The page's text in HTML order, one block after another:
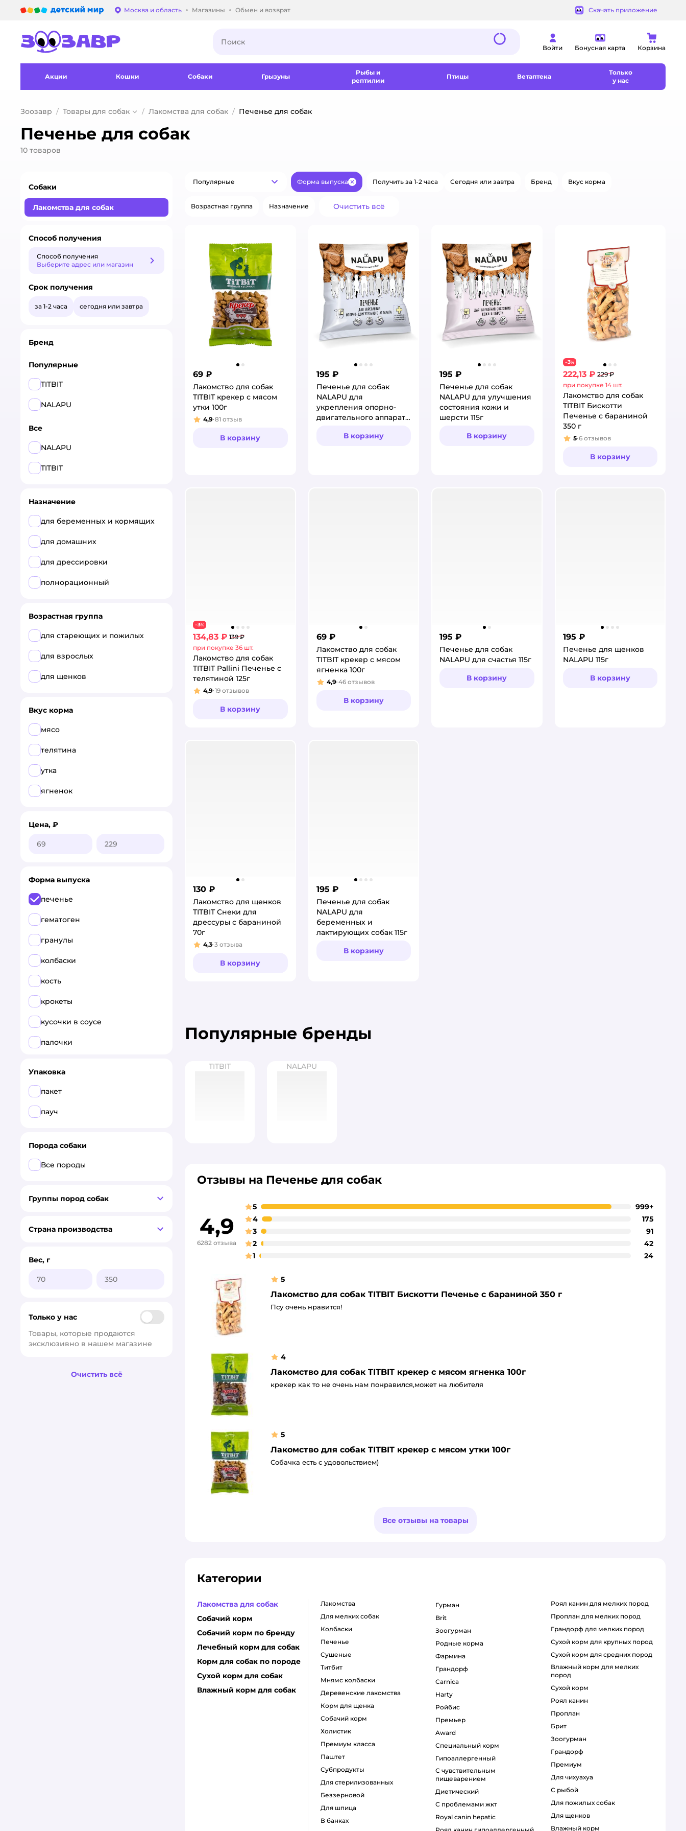
Выбор адреса доставки.
Москва и область Магазины Обмен и возврат Скачать приложение
Войти Бонусная карта Корзина
Акции Кошки Собаки Грызуны
Рыбы и
рептилии
Птицы Ветаптека
Только
у нас
Зоозавр Товары для собак Лакомства для собак Печенье для собак
Печенье для собак
10 товаров
Популярные
Популярные Форма выпуска ЗакрытьПолучить за 1-2 часа Сегодня или завтра Бренд Вкус корма
Возрастная группа Назначение Очистить всё
69 ₽
Лакомство для собак
TITBIT крекер с мясом
утки 100г
Рейтинг:
4,9 81 отзыв
В корзину
195 ₽
Печенье для собак
NALAPU для
укрепления опорно-
двигательного аппарата
В корзину
195 ₽
Печенье для собак
NALAPU для улучшения
состояния кожи и
шерсти 115г
В корзину
−3%
222,13 ₽ 229 ₽
при покупке 14 шт.
Лакомство для собак
TITBIT Бискотти
Печенье с бараниной
350 г
Рейтинг:
5 6 отзывов
В корзину
−3%
134,83 ₽ 139 ₽
при покупке 36 шт.
Лакомство для собак
TITBIT Pallini Печенье с
телятиной 125г
Рейтинг:
4,9 19 отзывов
В корзину
69 ₽
Лакомство для собак
TITBIT крекер с мясом
ягненка 100г
Рейтинг:
4,9 46 отзывов
В корзину
195 ₽
Печенье для собак
NALAPU для счастья 115г
В корзину
195 ₽
Печенье для щенков
NALAPU 115г
В корзину
130 ₽
Лакомство для щенков
TITBIT Снеки для
дрессуры с бараниной
70г
Рейтинг:
4,3 3 отзыва
В корзину
195 ₽
Печенье для собак
NALAPU для
беременных и
лактирующих собак 115г
В корзину
Популярные бренды
TITBIT NALAPU
Отзывы на Печенье для собак
4,9
6282 отзыва
5
999+
4
175
3
91
2
42
1
24
5
Лакомство для собак TITBIT Бискотти Печенье с бараниной 350 г
Псу очень нравится!
4
Лакомство для собак TITBIT крекер с мясом ягненка 100г
крекер как то не очень нам понравился,может на любителя
5
Лакомство для собак TITBIT крекер с мясом утки 100г
Собачка есть с удовольствием)
Все отзывы на товары
Категории
Лакомства для собак
Собачий корм
Собачий корм по бренду
Лечебный корм для собак
Корм для собак по породе
Сухой корм для собак
Влажный корм для собак
лакомства
для мелких собак
колбаски
печенье
сушеные
титбит
мнямс колбаски
деревенские лакомства
корм для щенка
собачий корм
холистик
премиум класса
паштет
субпродукты
для стерилизованных
беззерновой
для шпица
в банках
гурман
brit
зоогурман
родные корма
фармина
грандорф
carnica
harty
ройбис
премьер
award
специальный корм
гипоаллергенный
с чувствительным
пищеварением
диетический
с проблемами жкт
royal canin hepatic
роял канин для мелких пород
проплан для мелких пород
грандорф для мелких пород
сухой корм для крупных пород
сухой корм для средних пород
влажный корм для мелких
пород
сухой корм
роял канин
проплан
брит
зоогурман
грандорф
премиум
для чихуахуа
с рыбой
для пожилых собак
для щенков
влажный корм
Собаки
Лакомства для собак
Способ получения
Способ получения
Выберите адрес или магазин
Способ получения
Срок получения
за 1-2 часа сегодня или завтра
Бренд
Популярные
TITBIT
NALAPU
Все
NALAPU
TITBIT
Назначение
для беременных и кормящих
для домашних
для дрессировки
полнорационный
Возрастная группа
для стареющих и пожилых
для взрослых
для щенков
Вкус корма
мясо
телятина
утка
ягненок
Цена, ₽
Форма выпуска
печенье
гематоген
гранулы
колбаски
кость
крокеты
кусочки в соусе
палочки
сушеное мясо
таблетки
трахея
Упаковка
пакет
пауч
Порода собаки
Все породы
Группы пород собак
Страна производства
Вес, г
Только у нас
Товары, которые продаются
эксклюзивно в нашем магазине
Очистить всё